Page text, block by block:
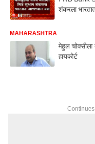
शंकरला
MAHARASHTRA
मेहुल चोक्सीला
हायकोर्ट